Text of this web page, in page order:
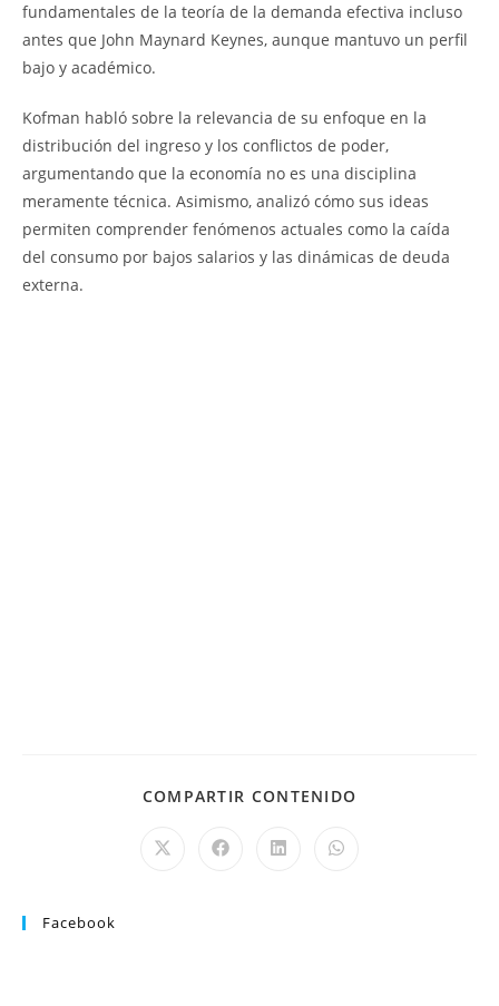
fundamentales de la teoría de la demanda efectiva incluso
antes que John Maynard Keynes, aunque mantuvo un perfil
bajo y académico.
Kofman habló sobre la relevancia de su enfoque en la
distribución del ingreso y los conflictos de poder,
argumentando que la economía no es una disciplina
meramente técnica. Asimismo, analizó cómo sus ideas
permiten comprender fenómenos actuales como la caída
del consumo por bajos salarios y las dinámicas de deuda
externa.
COMPARTIR CONTENIDO
Facebook